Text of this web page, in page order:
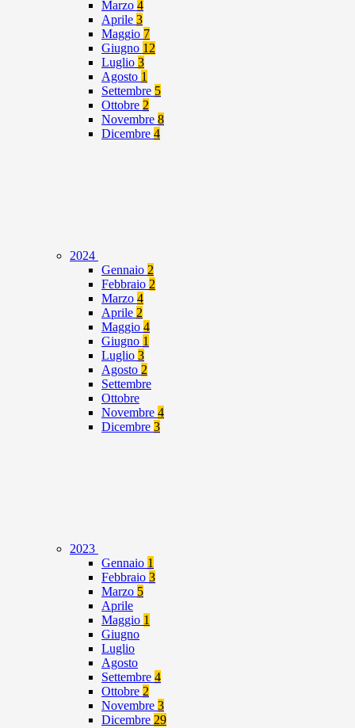
Marzo 4
Aprile 3
Maggio 7
Giugno 12
Luglio 3
Agosto 1
Settembre 5
Ottobre 2
Novembre 8
Dicembre 4
2024
Gennaio 2
Febbraio 2
Marzo 4
Aprile 2
Maggio 4
Giugno 1
Luglio 3
Agosto 2
Settembre
Ottobre
Novembre 4
Dicembre 3
2023
Gennaio 1
Febbraio 3
Marzo 5
Aprile
Maggio 1
Giugno
Luglio
Agosto
Settembre 4
Ottobre 2
Novembre 3
Dicembre 29